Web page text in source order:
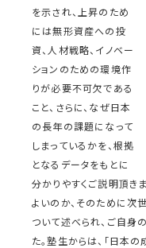
を示され、上昇のため
には無形資産への投
資、人材戦略、イノベー
ションのための環境作
りが必要不可欠である
こと、さらに、なぜ日本
の長年の課題になって
しまっているかを、根拠
となるデータをもとに
分かりやすくご説明頂き
よいのか、そのために次
ついて述べられ、ご自身
た。塾生からは、「日本